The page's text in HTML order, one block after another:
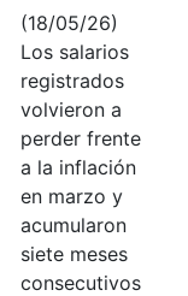
(18/05/26)
Los salarios
registrados
volvieron a
perder frente
a la inflación
en marzo y
acumularon
siete meses
consecutivos